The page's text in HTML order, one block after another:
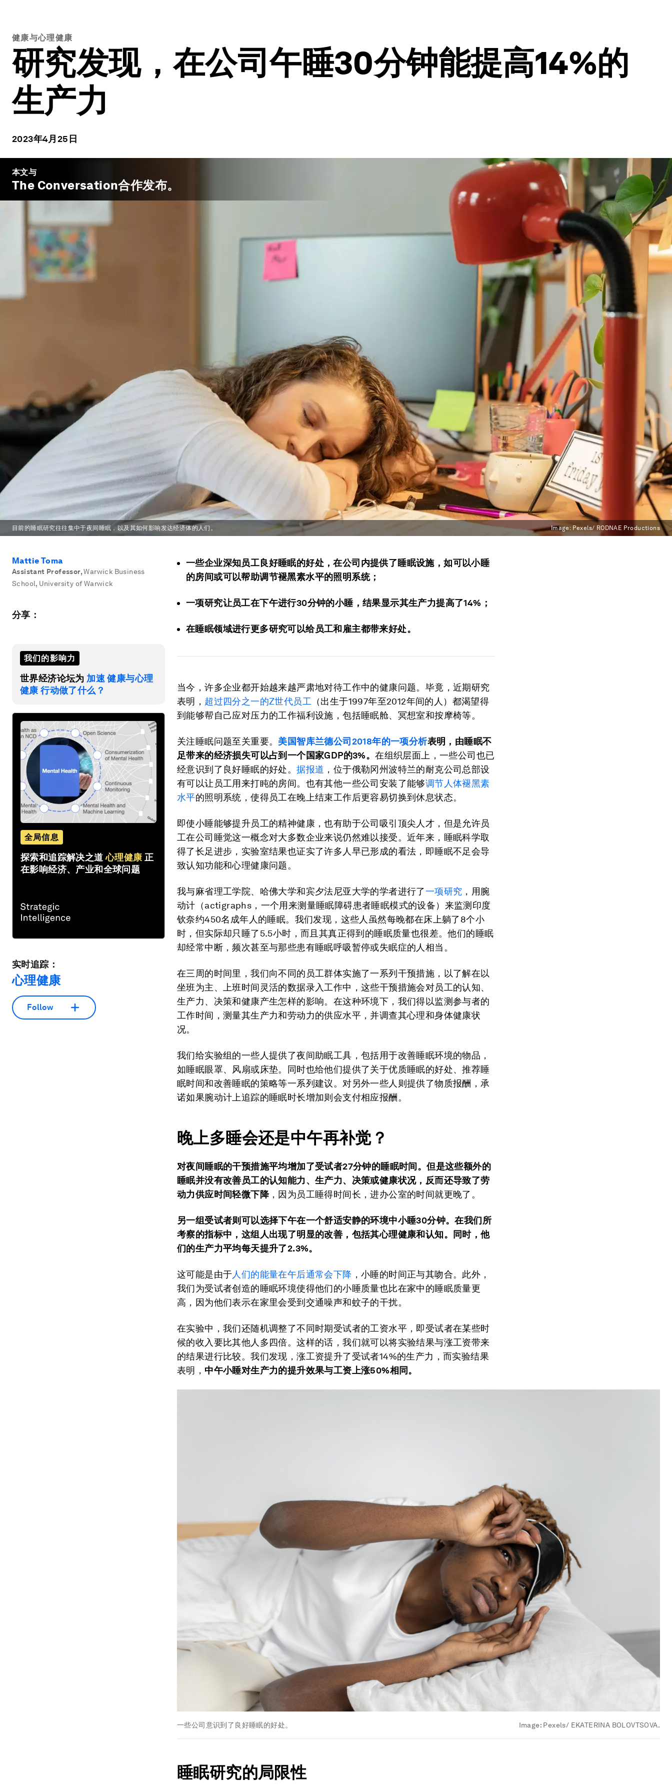
健康与心理健康
研究发现，在公司午睡30分钟能提高14%的
生产力
2023年4月25日
本文与
The Conversation合作发布。
目前的睡眠研究往往集中于夜间睡眠，以及其如何影响发达经济体的人们。 Image: Pexels/ RODNAE Productions
Mattie Toma
Assistant Professor, Warwick Business
School, University of Warwick
分享：
我们的影响力
世界经济论坛为 加速 健康与心理
健康 行动做了什么？
全局信息
探索和追踪解决之道 心理健康 正
在影响经济、产业和全球问题
实时追踪：
心理健康
Follow
一些企业深知员工良好睡眠的好处，在公司内提供了睡眠设施，如可以小睡
的房间或可以帮助调节褪黑素水平的照明系统；
一项研究让员工在下午进行30分钟的小睡，结果显示其生产力提高了14%；
在睡眠领域进行更多研究可以给员工和雇主都带来好处。
当今，许多企业都开始越来越严肃地对待工作中的健康问题。毕竟，近期研究
表明， 超过四分之一的Z世代员工 （出生于1997年至2012年间的人）都渴望得
到能够帮自己应对压力的工作福利设施，包括睡眠舱、冥想室和按摩椅等。
关注睡眠问题至关重要。 美国智库兰德公司2018年的一项分析表明， 由睡眠不
足带来的经济损失可以占到一个国家GDP的3%。在组织层面上，一些公司也已
经意识到了良好睡眠的好处。据报道 ，位于俄勒冈州波特兰的耐克公司总部设
有可以让员工用来打盹的房间。也有其他一些公司安装了能够调节人体褪黑素
水平的照明系统，使得员工在晚上结束工作后更容易切换到休息状态。
即使小睡能够提升员工的精神健康，也有助于公司吸引顶尖人才，但是允许员
工在公司睡觉这一概念对大多数企业来说仍然难以接受。近年来，睡眠科学取
得了长足进步，实验室结果也证实了许多人早已形成的看法，即睡眠不足会导
致认知功能和心理健康问题。
我与麻省理工学院、哈佛大学和宾夕法尼亚大学的学者进行了一项研究 ，用腕
动计（actigraphs，一个用来测量睡眠障碍患者睡眠模式的设备）来监测印度
钦奈约450名成年人的睡眠。我们发现，这些人虽然每晚都在床上躺了8个小
时，但实际却只睡了5.5小时，而且其真正得到的睡眠质量也很差。他们的睡眠
却经常中断，频次甚至与那些患有睡眠呼吸暂停或失眠症的人相当。
在三周的时间里，我们向不同的员工群体实施了一系列干预措施，以了解在以
坐班为主、上班时间灵活的数据录入工作中，这些干预措施会对员工的认知、
生产力、决策和健康产生怎样的影响。在这种环境下，我们得以监测参与者的
工作时间，测量其生产力和劳动力的供应水平，并调查其心理和身体健康状
况。
我们给实验组的一些人提供了夜间助眠工具，包括用于改善睡眠环境的物品，
如睡眠眼罩、风扇或床垫。同时也给他们提供了关于优质睡眠的好处、推荐睡
眠时间和改善睡眠的策略等一系列建议。对另外一些人则提供了物质报酬，承
诺如果腕动计上追踪的睡眠时长增加则会支付相应报酬。
晚上多睡会还是中午再补觉？
对夜间睡眠的干预措施平均增加了受试者27分钟的睡眠时间。但是这些额外的
睡眠并没有改善员工的认知能力、生产力、决策或健康状况，反而还导致了劳
动力供应时间轻微下降，因为员工睡得时间长，进办公室的时间就更晚了。
另一组 受试者则可以选择下午在一个舒适安静的环境中小睡30分钟。在我们所
考察的指标中，这组人出现了明显的改善，包括其心理健康和认知。
同时，他
们的生产力平均每天提升了2.3%。
这可能是由于人们的能量在午后通常会下降 ，小睡的时间正与其吻合。此外，
我们为受试者创造的睡眠环境使得他们的小睡质量也比在家中的睡眠质量更
高，因为他们表示在家里会受到交通噪声和蚊子的干扰。
在实验中，我们还随机调整了不同时期受试者的工资水平，即受试者在某些时
候的收入要比其他人多四倍。这样的话，我们就可以将实验结果与涨工资带来
的结果进行比较。我们发现，涨工资提升了受试者14%的生产力，而实验结果
表明， 中午小睡对生产力的提升效果与工资上涨50%相同 。
一些公司意识到了良好睡眠的好处。 Image: Pexels/ EKATERINA BOLOVTSOVA.
睡眠研究的局限性